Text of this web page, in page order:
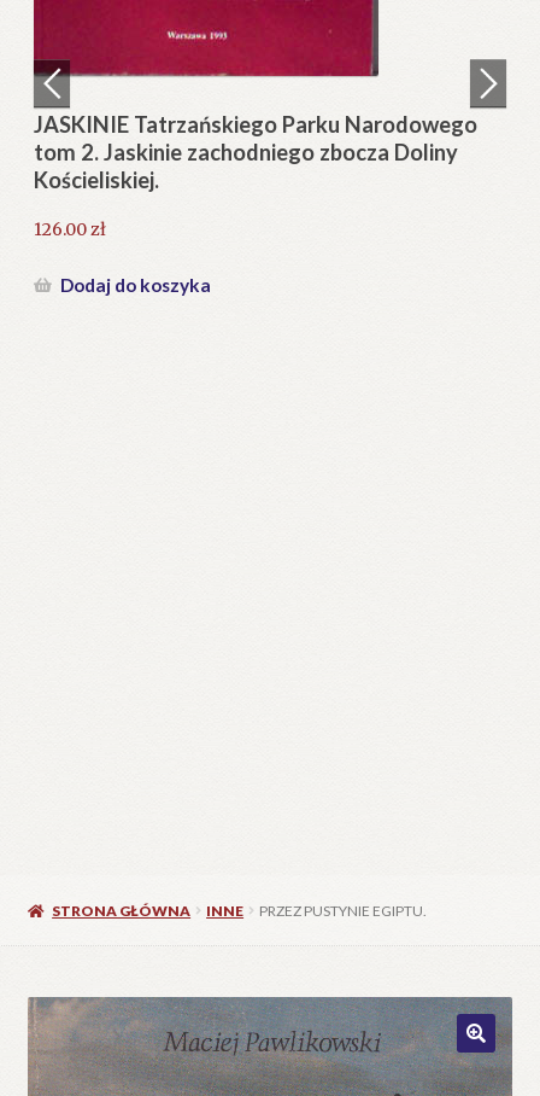
Zamówienie
Blog
Help in English
JASKINIE Tatrzańskiego Parku Narodowego
tom 2. Jaskinie zachodniego zbocza Doliny
Kościeliskiej.
126.00zł
Dodaj do koszyka
STRONA GŁÓWNA INNE PRZEZ PUSTYNIE EGIPTU.
🔍